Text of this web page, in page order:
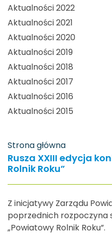
Aktualności 2022
Aktualności 2021
Aktualności 2020
Aktualności 2019
Aktualności 2018
Aktualności 2017
Aktualności 2016
Aktualności 2015
Strona główna
Rusza XXIII edycja
Rolnik Roku”
Z inicjatywy Zarządu
poprzednich rozpoczyna
„Powiatowy Rolnik Roku”.